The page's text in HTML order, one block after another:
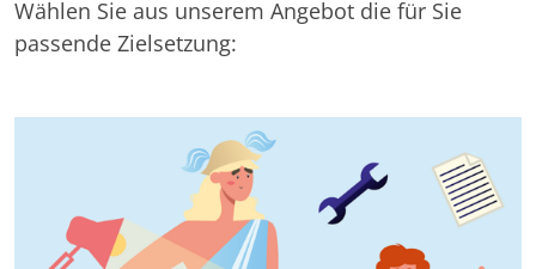
Wählen Sie aus unserem Angebot die für Sie
passende Zielsetzung: